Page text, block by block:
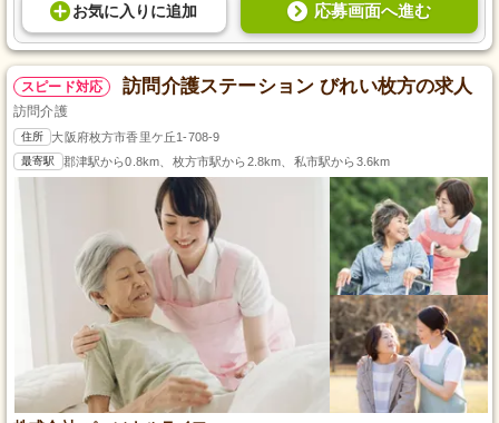
お気に入り に追加 応募画面へ進む
スピード対応 訪問介護ステーション びれい枚方の求人
訪問介護
住所 大阪府枚方市香里ケ丘1-708-9
最寄駅 郡津駅から0.8km、枚方市駅から2.8km、私市駅から3.6km